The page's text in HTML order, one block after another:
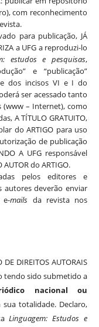
com reconhecimento
para publicação, JÁ
a UFG a reproduzi-lo
estudos e pesquisas,
e “publicação”
dos incisos VI e I do
ser acessado tanto
– Internet), como
A TÍTULO GRATUITO,
do ARTIGO para uso
de publicação
A UFG responsável
do ARTIGO.
pelos editores e
autores deverão enviar
e-mails da revista nos
DE DIREITOS AUTORAIS
tendo sido submetido a
nacional ou
totalidade. Declaro,
Linguagem: Estudos e